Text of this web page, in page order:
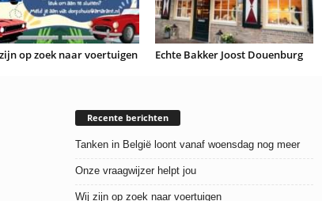
op zoek naar voertuigen Echte Bakker Joost Douenburg
Recente berichten
Tanken in België loont vanaf woensdag nog meer
Onze vraagwijzer helpt jou
Wij zijn op zoek naar voertuigen